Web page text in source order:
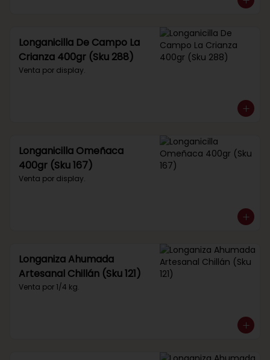
Longanicilla De Campo La
Crianza 400gr (Sku 288)
Venta por display.
Longanicilla Omeñaca
400gr (Sku 167)
Venta por display.
Longaniza Ahumada
Artesanal Chillán (Sku 121)
Venta por 1/4 kg.